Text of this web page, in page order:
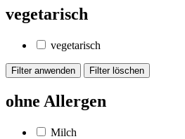
vegetarisch
vegetarisch
ohne Allergen
Milch